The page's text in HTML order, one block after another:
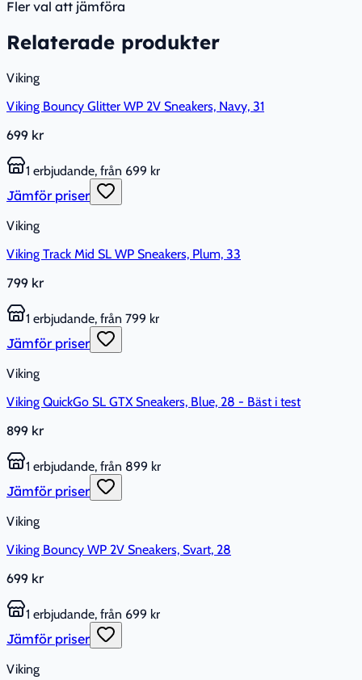
Fler val att jämföra
Relaterade produkter
Viking
Viking Bouncy Glitter WP 2V Sneakers, Navy, 31
699 kr
1 erbjudande, från 699 kr
Jämför priser
Viking
Viking Track Mid SL WP Sneakers, Plum, 33
799 kr
1 erbjudande, från 799 kr
Jämför priser
Viking
Viking QuickGo SL GTX Sneakers, Blue, 28 - Bäst i test
899 kr
1 erbjudande, från 899 kr
Jämför priser
Viking
Viking Bouncy WP 2V Sneakers, Svart, 28
699 kr
1 erbjudande, från 699 kr
Jämför priser
Viking